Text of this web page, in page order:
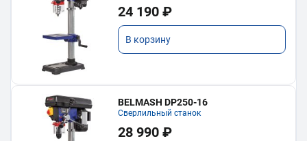
24 190 ₽
В корзину
BELMASH DP250-16
Сверлильный станок
28 990 ₽